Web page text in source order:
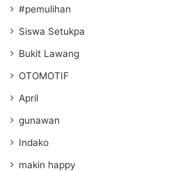
#pemulihan
Siswa Setukpa
Bukit Lawang
OTOMOTIF
April
gunawan
Indako
makin happy